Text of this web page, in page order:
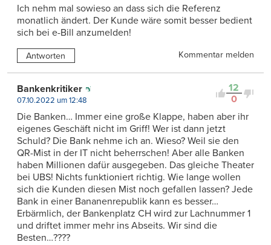
Ich nehm mal sowieso an dass sich die Referenz
monatlich ändert. Der Kunde wäre somit besser bedient
sich bei e-Bill anzumelden!
Antworten Kommentar melden
12
0
Bankenkritiker
07.10.2022 um 12:48
Die Banken… Immer eine große Klappe, haben aber ihr
eigenes Geschäft nicht im Griff! Wer ist dann jetzt
Schuld? Die Bank nehme ich an. Wieso? Weil sie den
QR-Mist in der IT nicht beherrschen! Aber alle Banken
haben Millionen dafür ausgegeben. Das gleiche Theater
bei UBS! Nichts funktioniert richtig. Wie lange wollen
sich die Kunden diesen Mist noch gefallen lassen? Jede
Bank in einer Bananenrepublik kann es besser…
Erbärmlich, der Bankenplatz CH wird zur Lachnummer 1
und driftet immer mehr ins Abseits. Wir sind die
Besten…????